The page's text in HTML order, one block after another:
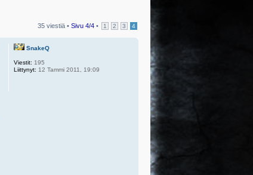
35 viestiä • Sivu 4/4 • 1 2 3 4
SnakeQ
Viestit: 195
Liittynyt: 12 Tammi 2011, 19:09